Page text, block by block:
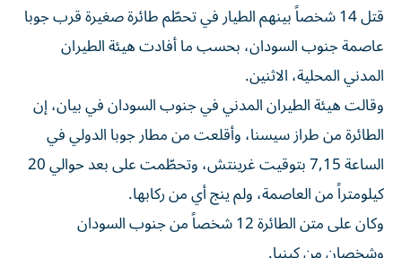
قتل 14 شخصاً بينهم الطيار في تحطّم طائرة صغيرة قرب جوبا
عاصمة جنوب السودان، بحسب ما أفادت هيئة الطيران
المدني المحلية، الاثنين.
وقالت هيئة الطيران المدني في جنوب السودان في بيان، إن
الطائرة من طراز سيسنا، وأقلعت من مطار جوبا الدولي في
الساعة 7,15 بتوقيت غرينتش، وتحطّمت على بعد حوالي 20
كيلومتراً من العاصمة، ولم ينج أي من ركابها.
وكان على متن الطائرة 12 شخصاً من جنوب السودان